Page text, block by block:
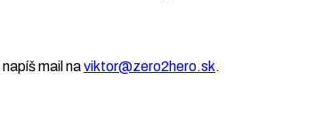
mail naviktor@zero2hero.sk.